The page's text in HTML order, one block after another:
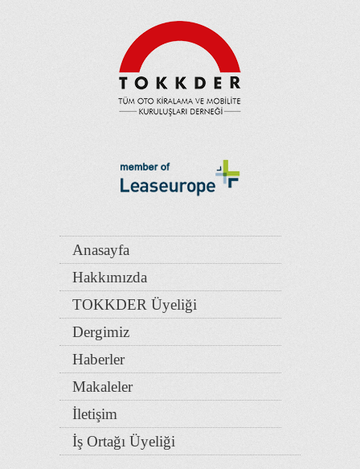
Anasayfa
Hakkımızda
TOKKDER Üyeliği
Dergimiz
Haberler
Makaleler
İletişim
İş Ortağı Üyeliği